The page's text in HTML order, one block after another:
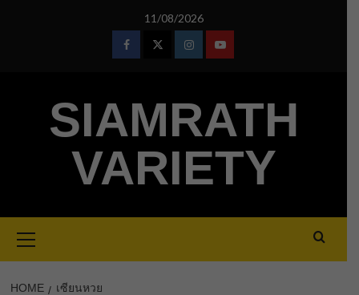
11/08/2026
FacebookTwitterInstagramYoutube
SIAMRATH
VARIETY
Menu
HOME เซียนหวย